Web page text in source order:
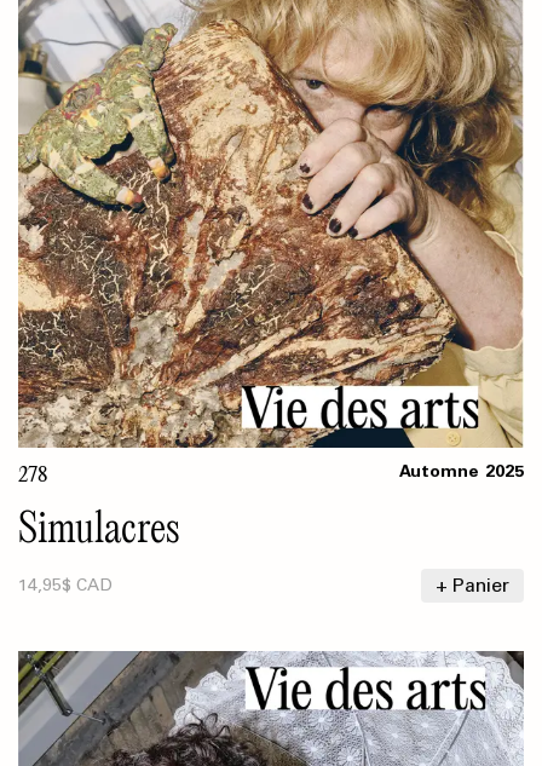
278 Automne 2025
Simulacres
14,95$ CAD + Panier